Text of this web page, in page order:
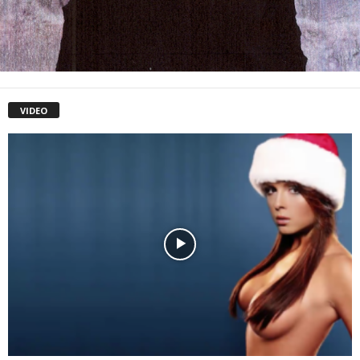
VIDEO